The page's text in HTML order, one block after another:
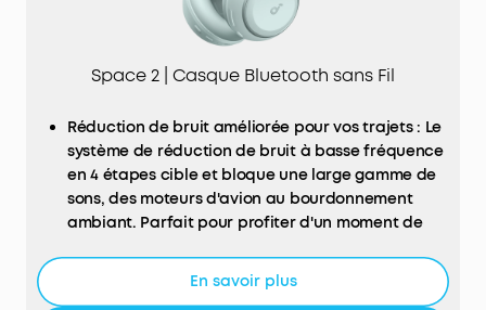
Space 2 | Casque Bluetooth sans Fil
Réduction de bruit améliorée pour vos trajets : Le
système de réduction de bruit à basse fréquence
en 4 étapes cible et bloque une large gamme de
sons, des moteurs d'avion au bourdonnement
ambiant. Parfait pour profiter d'un moment de
Confort toute la journée : Un maintien sans
En savoir plus